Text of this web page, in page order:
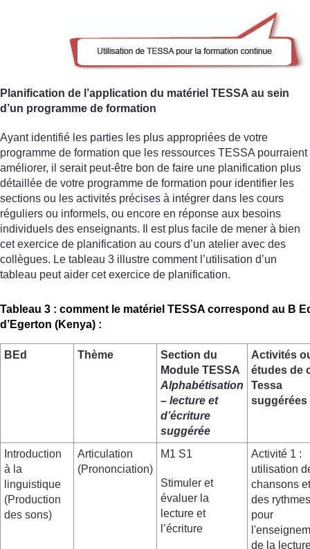
Planification de l’application du matériel TESSA au sein
d’un programme de formation
Ayant identifié les parties les plus appropriées de votre
programme de formation que les ressources TESSA pourraient
améliorer, il serait peut-être bon de faire une planification plus
détaillée de votre programme de formation pour identifier les
sections ou les activités précises à intégrer dans les cours
réguliers ou informels, ou encore en réponse aux besoins
individuels des enseignants. Il est plus facile de mener à bien
cet exercice de planification au cours d’un atelier avec des
collègues. Le tableau 3 illustre comment l’utilisation d’un
tableau peut aider cet exercice de planification.
Tableau 3 : comment le matériel TESSA correspond au B
d’Egerton (Kenya) :
BEd Thème
Section du
Module TESSA
Alphabétisation
– lecture et
d’écriture
suggérée
Activités
études de
Tessa
suggérées
Introduction
à la
linguistique
(Production
des sons)
Articulation
(Prononciation)
M1 S1
Stimuler et
évaluer la
lecture et
l’écriture
Activité 1 :
utilisation
chansons et
des rythmes
pour
de la